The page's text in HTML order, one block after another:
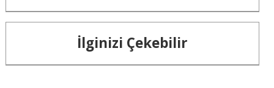
İlginizi Çekebilir